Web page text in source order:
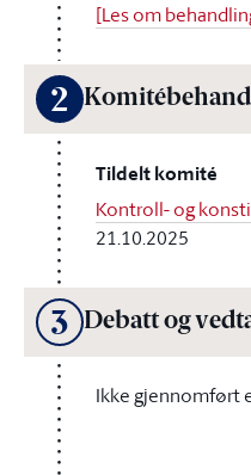
[Les om
2
Tildelt komité
Kontroll- og
21.10.2025
3 Debatt og
Ikke gjennomført